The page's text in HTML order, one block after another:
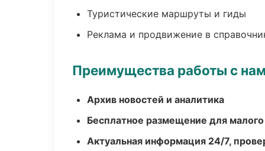
Туристические маршруты и гиды
Реклама и продвижение в
Преимущества работы с
Архив новостей и аналитика
Бесплатное размещение для малого
Актуальная информация 24/7,